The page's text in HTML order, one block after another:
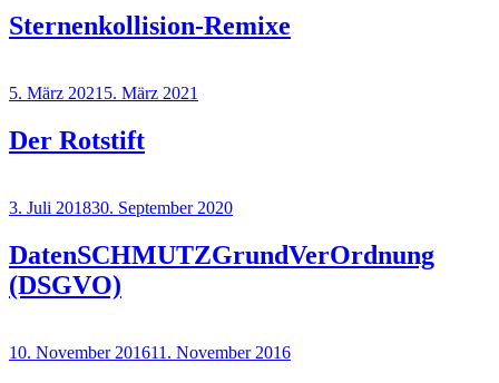
Sternenkollision-Remixe
5. März 2021 5. März 2021
Der Rotstift
3. Juli 201830. September 2020
DatenSCHMUTZGrundVerOrdnung
(DSGVO)
10. November 201611. November 2016